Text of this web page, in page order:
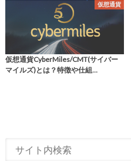
仮想通貨
仮想通貨CyberMiles/CMT(サイバー
マイルズ)とは？特徴や仕組…